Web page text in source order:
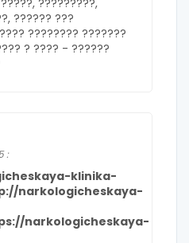
?????????,
?????? ???
???????? ???????
? ???? - ??????
:
klinika-
narkologicheskaya-
narkologicheskaya-